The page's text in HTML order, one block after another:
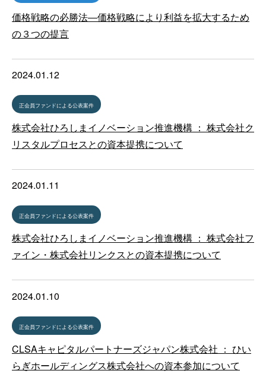
価格戦略の必勝法―価格戦略により利益を拡大するため
の３つの提言
2024.01.12
正会員ファンドによる公表案件
株式会社ひろしまイノベーション推進機構 ： 株式会社ク
リスタルプロセスとの資本提携について
2024.01.11
正会員ファンドによる公表案件
株式会社ひろしまイノベーション推進機構 ： 株式会社フ
ァイン・株式会社リンクスとの資本提携について
2024.01.10
正会員ファンドによる公表案件
CLSAキャピタルパートナーズジャパン株式会社 ： ひい
らぎホールディングス株式会社への資本参加について